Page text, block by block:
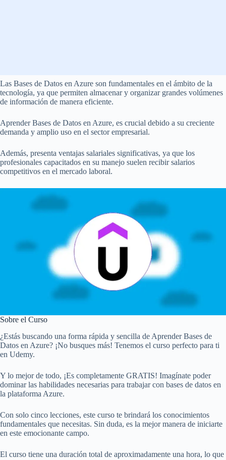
Las Bases de Datos en Azure son fundamentales en el ámbito de la
tecnología, ya que permiten almacenar y organizar grandes volúmenes
de información de manera eficiente.
Aprender Bases de Datos en Azure, es crucial debido a su creciente
demanda y amplio uso en el sector empresarial.
Además, presenta ventajas salariales significativas, ya que los
profesionales capacitados en su manejo suelen recibir salarios
competitivos en el mercado laboral.
Sobre el Curso
¿Estás buscando una forma rápida y sencilla de Aprender Bases de
Datos en Azure? ¡No busques más! Tenemos el curso perfecto para ti
en Udemy.
Y lo mejor de todo, ¡Es completamente GRATIS! Imagínate poder
dominar las habilidades necesarias para trabajar con bases de datos en
la plataforma Azure.
Con solo cinco lecciones, este curso te brindará los conocimientos
fundamentales que necesitas. Sin duda, es la mejor manera de iniciarte
en este emocionante campo.
El curso tiene una duración total de aproximadamente una hora, lo que